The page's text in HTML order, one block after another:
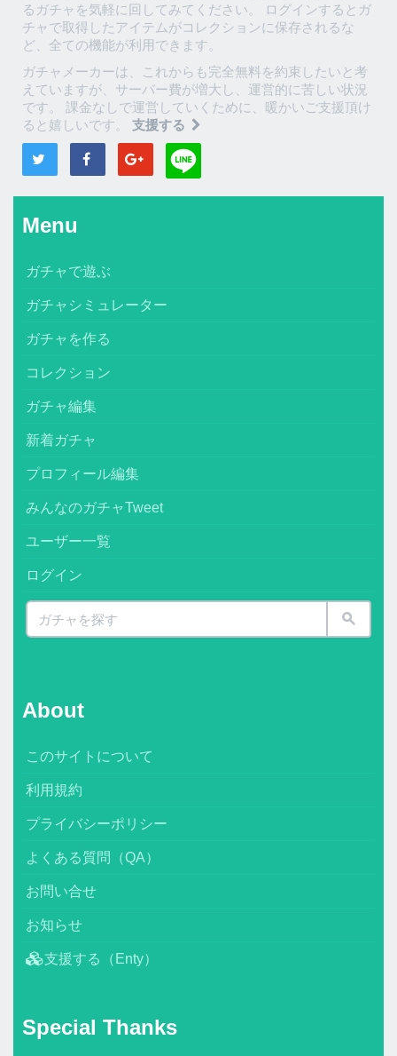
るガチャを気軽に回してみてください。 ログインするとガ
チャで取得したアイテムがコレクションに保存されるな
ど、全ての機能が利用できます。
ガチャメーカーは、これからも完全無料を約束したいと考
えていますが、サーバー費が増大し、運営的に苦しい状況
です。 課金なしで運営していくために、暖かいご支援頂け
ると嬉しいです。 支援する
Menu
ガチャで遊ぶ
ガチャシミュレーター
ガチャを作る
コレクション
ガチャ編集
新着ガチャ
プロフィール編集
みんなのガチャTweet
ユーザー一覧
ログイン
About
このサイトについて
利用規約
プライバシーポリシー
よくある質問（QA）
お問い合せ
お知らせ
支援する（Enty）
Special Thanks